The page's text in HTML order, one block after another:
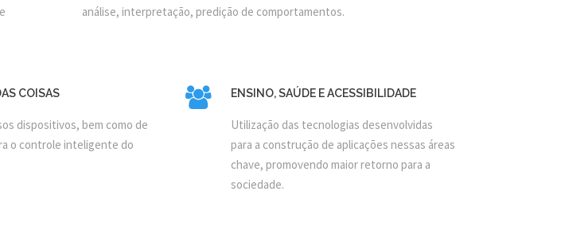
análise, interpretação, predição de comportamentos.
COISAS
dispositivos, bem como de
o controle inteligente do
ENSINO, SAÚDE E ACESSIBILIDADE
Utilização das tecnologias desenvolvidas
para a construção de aplicações nessas áreas
chave, promovendo maior retorno para a
sociedade.